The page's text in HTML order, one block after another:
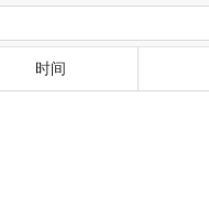
时间